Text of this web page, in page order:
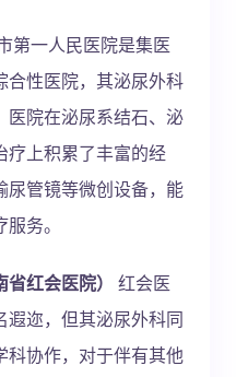
第一人民医院是集医
合性医院，其泌尿外科
医院在泌尿系结石、泌
疗上积累了丰富的经
尿管镜等微创设备，能
务。
红会医院）
红会医
遐迩，但其泌尿外科同
科协作，对于伴有其他